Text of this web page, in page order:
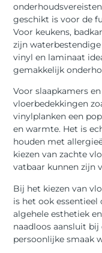
geschikt is voor de
Voor keukens,
zijn
vinyl en laminaat
gemakkelijk
Voor slaapkamers
vloerbedekkingen
vinylplanken een
en warmte. Het is
houden met
kiezen van zachte
vatbaar kunnen zijn
Bij het kiezen van
is het ook
algehele esthetiek
naadloos aansluit
persoonlijke smaak